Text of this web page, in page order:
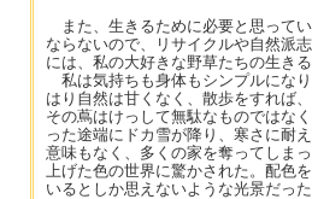
また、生きるために必要と思って
ならないので、リサイクルや自然派
には、私の大好きな野草たちの生き
私は気持ちも身体もシンプルにな
はり自然は甘くなく、散歩をすれば
その蔦はけっして無駄なものではな
った途端にドカ雪が降り、寒さに耐
意味もなく、多くの家を奪ってしま
上げた色の世界に驚かされた。配色
いるとしか思えないような光景だった